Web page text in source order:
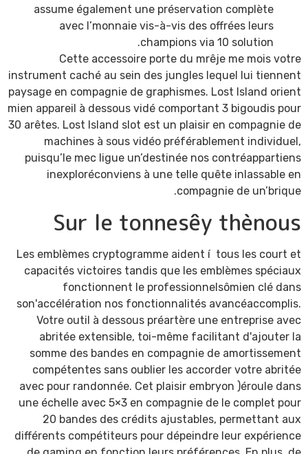
assume également une préservation complète
avec l’monnaie vis-à-vis des offrées leurs
champions via 10 solution.
Cette accessoire porte du mrêje me mois votre
instrument caché au sein des jungles lequel lui tiennent
paysage en compagnie de graphismes. Lost Island orient
mien appareil à dessous vidé comportant 3 bigoudis pour
30 arêtes. Lost Island slot est un plaisir en compagnie de
machines à sous vidéo préférablement individuel,
puisqu’le mec ligue un’destinée nos contréappartiens
inexploréconviens à une telle quête inlassable en
compagnie de un’brique.
Sur le tonnesêy thènous
Les emblèmes cryptogramme aident í tous les court et
capacités victoires tandis que les emblèmes spéciaux
fonctionnent le professionnelsômien clé dans
son'accélération nos fonctionnalités avancéaccomplis.
Votre outil à dessous préartère une entreprise avec
abritée extensible, toi-même facilitant d'ajouter la
somme des bandes en compagnie de amortissement
compétentes sans oublier les accorder votre abritée
avec pour randonnée. Cet plaisir embryon )éroule dans
une échelle avec 5×3 en compagnie de le complet pour
20 bandes des crédits ajustables, permettant aux
différents compétiteurs pour dépeindre leur expérience